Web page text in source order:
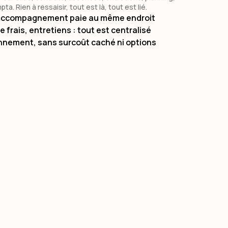
Rien à ressaisir, tout est là, tout est lié.
paie au même endroit
frais, entretiens : tout est centralisé
sans surcoût caché ni options
experte, un coéquipier qui vous connaît, vous
et répond vite & bien.
en illimité (chat + téléphone)
et adaptées à votre situation
rassure et vous fait gagner du
les meilleurs standards : moderne, claire
sereine — chaque mois
sur le produit, sans formation